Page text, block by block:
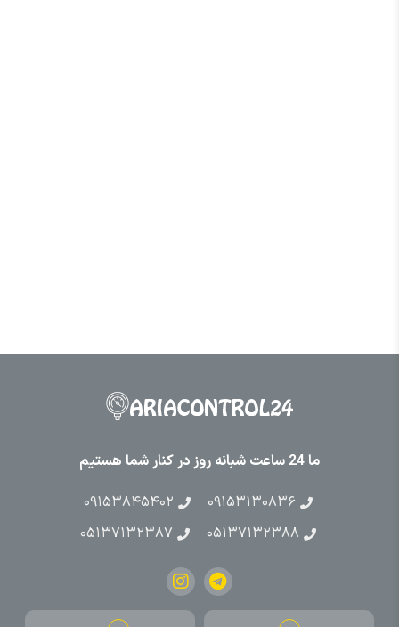
ما 24 ساعت شبانه روز در کنار شما هستیم
۰۹۱۵۳۱۳۰۸۳۶
۰۹۱۵۳۸۴۵۴۰۲
۰۵۱۳۷۱۳۲۳۸۸
۰۵۱۳۷۱۳۲۳۸۷